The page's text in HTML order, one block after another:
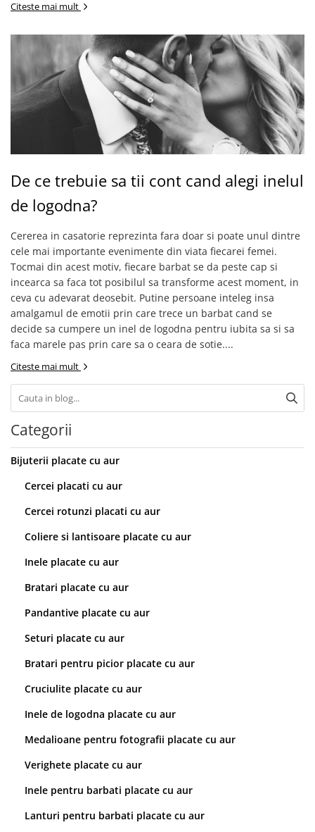
Citeste mai mult
De ce trebuie sa tii cont cand alegi inelul
de logodna?
Cererea in casatorie reprezinta fara doar si poate unul dintre
cele mai importante evenimente din viata fiecarei femei.
Tocmai din acest motiv, fiecare barbat se da peste cap si
incearca sa faca tot posibilul sa transforme acest moment, in
ceva cu adevarat deosebit. Putine persoane inteleg insa
amalgamul de emotii prin care trece un barbat cand se
decide sa cumpere un inel de logodna pentru iubita sa si sa
faca marele pas prin care sa o ceara de sotie....
Citeste mai mult
Categorii
Bijuterii placate cu aur
Cercei placati cu aur
Cercei rotunzi placati cu aur
Coliere si lantisoare placate cu aur
Inele placate cu aur
Bratari placate cu aur
Pandantive placate cu aur
Seturi placate cu aur
Bratari pentru picior placate cu aur
Cruciulite placate cu aur
Inele de logodna placate cu aur
Medalioane pentru fotografii placate cu aur
Verighete placate cu aur
Inele pentru barbati placate cu aur
Lanturi pentru barbati placate cu aur